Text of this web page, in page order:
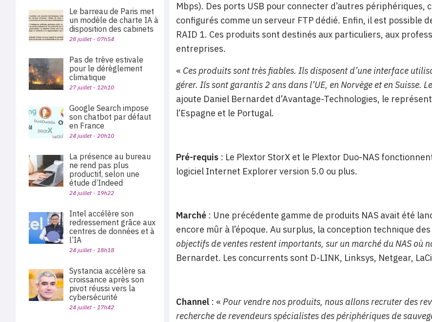
Mbps). Des ports USB pour connecter d’autres
configurés comme un serveur FTP dédié. Enfin, il est possible
RAID 1. Ces produits sont destinés aux particuliers, aux
entreprises.
« Ces produitssont très fiables. Ils disposent d’une interface
gérer. Ils sont garantis 2 ans dans l’UE, en Norvège et en Suisse.
ajoute Daniel Bernardet d’Avantage-Technologies, le r
l’Espagne et le Portugal.
Pré-requis : Le Plextor StorX et le Plextor Duo-NAS
logiciel Internet Explorer version 5.0 ou plus.
Marché : Une précédente gamme de produits NAS avait été
encore mûr à l’époque. Au surplus, la conception technique
objectifs de ventes restent importants, sur un marché du NAS où
Bernardet. Les concurrents sont D-LINK, Linksys, Netgear,
Channel : « Pour vendre nos produits, nous allons recruter des
recherche de revendeursspécialistes des périphériques de
Le barreau de Paris met
un modèle de charte IA à
disposition des cabinets
28 juillet - 07h54
Pas de trève estivale
pour le dérèglement
climatique
27 juillet - 12h10
Google Search impose
son chatbot par défaut
en France
24 juillet - 20h10
La présence au bureau
ne rend pas plus
productif, selon une
étude d’Indeed
24 juillet - 19h22
Intel accélère son
redressement grâce aux
centres de données et à
l’IA
24 juillet - 18h18
Systancia accélère sa
croissance après son
pivot réussi vers la
cybersécurité
24 juillet - 17h42